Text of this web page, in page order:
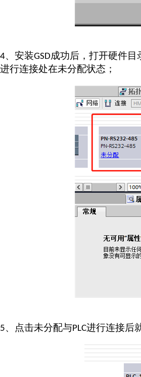
4、安装GSD成功后，打开硬件目
进行连接处在未分配状态；
5、点击未分配与PLC进行连接后